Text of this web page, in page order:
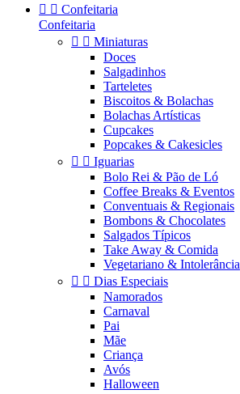
  Confeitaria
Confeitaria
  Miniaturas
Doces
Salgadinhos
Tarteletes
Biscoitos & Bolachas
Bolachas Artísticas
Cupcakes
Popcakes & Cakesicles
  Iguarias
Bolo Rei & Pão de Ló
Coffee Breaks & Eventos
Conventuais & Regionais
Bombons & Chocolates
Salgados Típicos
Take Away & Comida
Vegetariano & Intolerância
  Dias Especiais
Namorados
Carnaval
Pai
Mãe
Criança
Avós
Halloween